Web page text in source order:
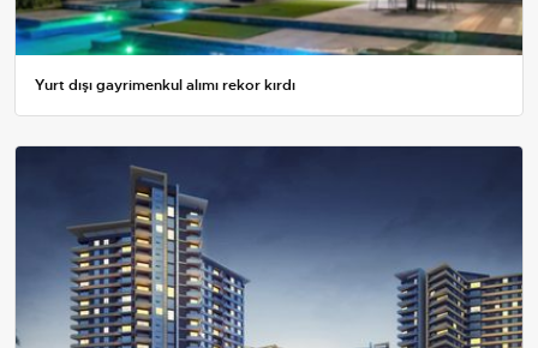
Yurt dışı gayrimenkul alımı rekor kırdı